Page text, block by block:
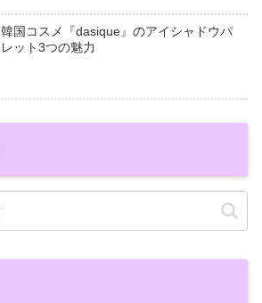
韓国コスメ『dasique』のアイシャドウパ
レット3つの魅力